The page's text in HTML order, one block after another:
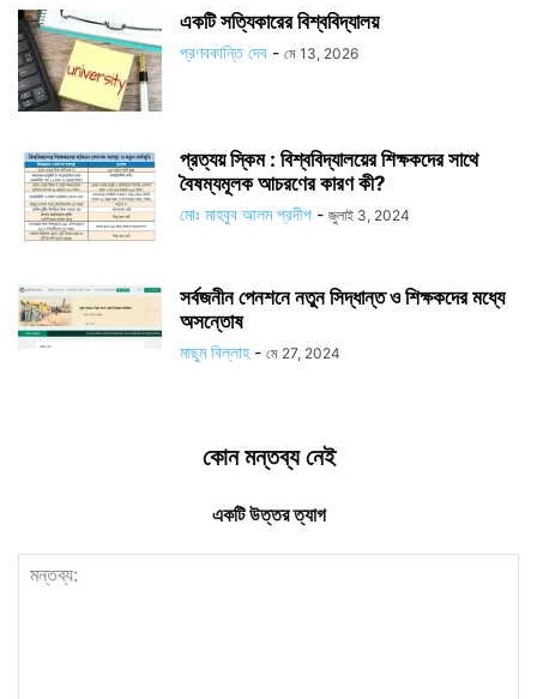
একটি সত্যিকারের বিশ্ববিদ্যালয়
প্রণবকান্তি দেব - মে 13, 2026
প্রত্যয় স্কিম : বিশ্ববিদ্যালয়ের শিক্ষকদের সাথে
বৈষম্যমূলক আচরণের কারণ কী?
মোঃ মাহবুব আলম প্রদীপ - জুলাই 3, 2024
সর্বজনীন পেনশনে নতুন সিদ্ধান্ত ও শিক্ষকদের মধ্যে
অসন্তোষ
মাছুম বিল্লাহ - মে 27, 2024
কোন মন্তব্য নেই
একটি উত্তর ত্যাগ